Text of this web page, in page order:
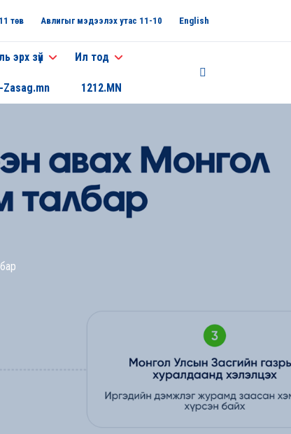
төв Авлигыг мэдээлэх утас 11-10 English
эрх зүй Ил тод
Zasag.mn 1212.MN